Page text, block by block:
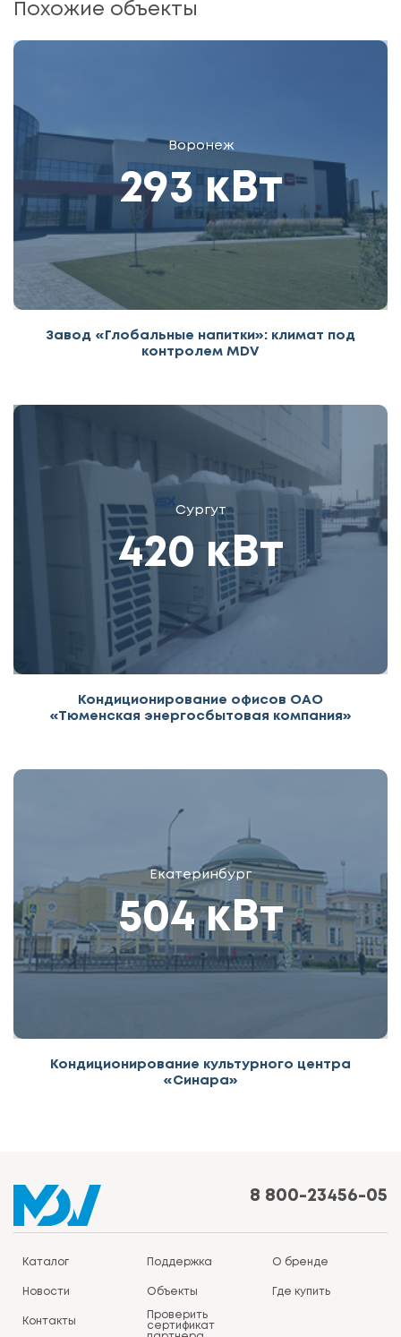
Похожие объекты
Воронеж
293 кВт
Завод «Глобальные напитки»: климат под
контролем MDV
Сургут
420 кВт
Кондиционирование офисов ОАО
«Тюменская энергосбытовая компания»
Екатеринбург
504 кВт
Кондиционирование культурного центра
«Синара»
8 800-23456-05
Каталог Поддержка О бренде
Новости Объекты Где купить
Контакты
Проверить
сертификат